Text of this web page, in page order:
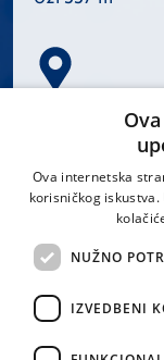
Spinčićeva 1,
LINKOVI
Uvjeti korištenja
Ova internetska
korisničkog
NUŽNO
IZVEDBENI